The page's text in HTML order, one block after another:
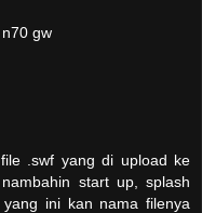
gw
.swf yang di upload ke
start up, splash
ini kan nama filenya